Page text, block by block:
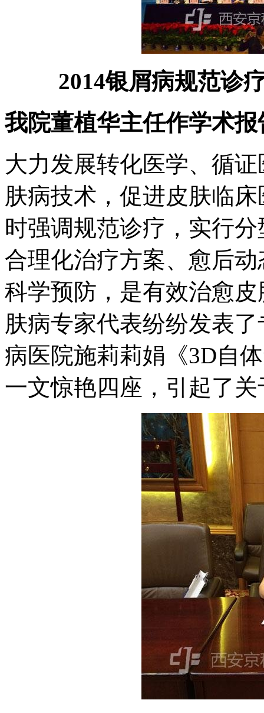
2014银屑病规范诊
我院董植华主任作学术报
大力发展转化医学、循
肤病技术，促进皮肤临
时强调规范诊疗，实行
合理化治疗方案、愈后
科学预防，是有效治愈
肤病专家代表纷纷发表
病医院施莉莉娟《3D自
一文惊艳四座，引起了